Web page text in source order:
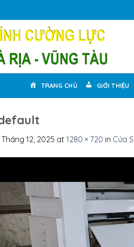
TRANG CHỦ GIỚI THIỆU
Tháng 12, 2025 at 1280 × 720 in Cửa